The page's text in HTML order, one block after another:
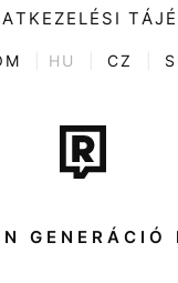
Kultúra
ENTR
Tech-Tudomány
Sport
Társadalom
HU CZ
GENERÁCIÓ